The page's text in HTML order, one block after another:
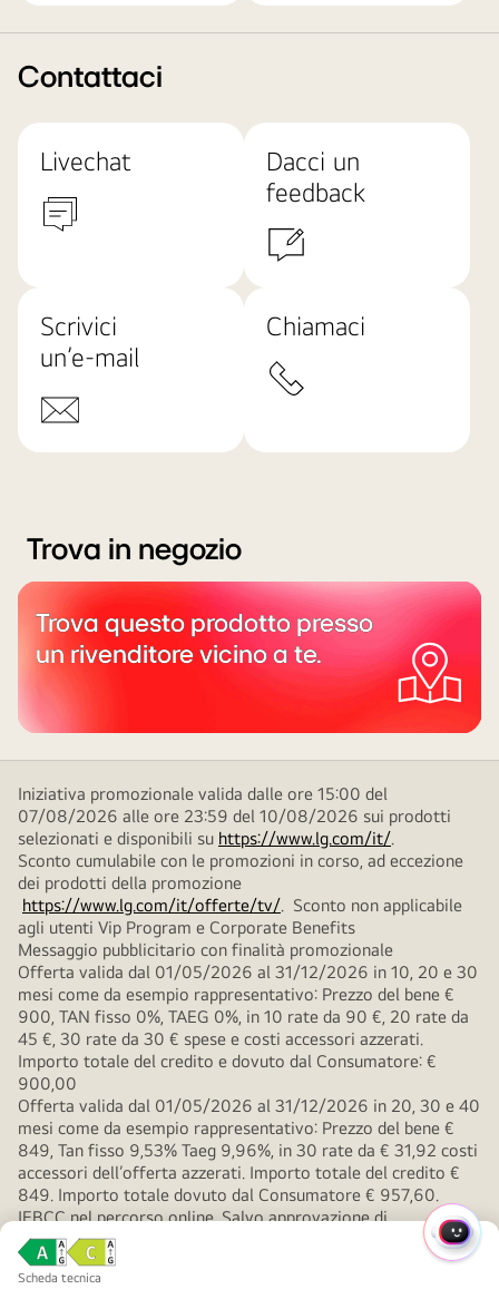
ClasseClasse
Scheda tecnica
Contattaci
Livechat
Dacci un
feedback
Scrivici
un’e-mail
Chiamaci
Trova in negozio
Trova questo prodotto presso
un rivenditore vicino a te.
Iniziativa promozionale valida dalle ore 15:00 del
07/08/2026 alle ore 23:59 del 10/08/2026 sui prodotti
selezionati e disponibili su https://www.lg.com/it/.
Sconto cumulabile con le promozioni in corso, ad eccezione
dei prodotti della promozione
https://www.lg.com/it/offerte/tv/. Sconto non applicabile
agli utenti Vip Program e Corporate Benefits
Messaggio pubblicitario con finalità promozionale
Offerta valida dal 01/05/2026 al 31/12/2026 in 10, 20 e 30
mesi come da esempio rappresentativo: Prezzo del bene €
900, TAN fisso 0%, TAEG 0%, in 10 rate da 90 €, 20 rate da
45 €, 30 rate da 30 € spese e costi accessori azzerati.
Importo totale del credito e dovuto dal Consumatore: €
900,00
Offerta valida dal 01/05/2026 al 31/12/2026 in 20, 30 e 40
mesi come da esempio rappresentativo: Prezzo del bene €
849, Tan fisso 9,53% Taeg 9,96%, in 30 rate da € 31,92 costi
accessori dell’offerta azzerati. Importo totale del credito €
849. Importo totale dovuto dal Consumatore € 957,60.
IEBCC nel percorso online. Salvo approvazione di
Findomestic Banca S.p.A. per cui LG Electronics Italia S.p.A.
opera quale intermediario del credito, non in esclusiva.
MENU